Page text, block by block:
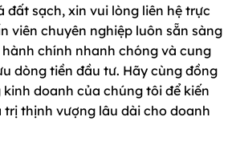
đất sạch, xin vui lòng liên hệ trực
viên chuyên nghiệp luôn sẵn sàng
chính nhanh chóng và cung
dòng tiền đầu tư. Hãy cùng đồng
doanh của chúng tôi để kiến
trị thịnh vượng lâu dài cho doanh